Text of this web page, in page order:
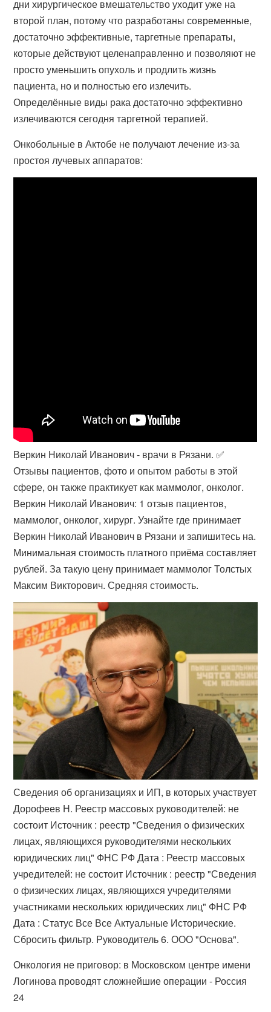
дни хирургическое вмешательство уходит уже на
второй план, потому что разработаны современные,
достаточно эффективные, таргетные препараты,
которые действуют целенаправленно и позволяют не
просто уменьшить опухоль и продлить жизнь
пациента, но и полностью его излечить.
Определённые виды рака достаточно эффективно
излечиваются сегодня таргетной терапией.
Онкобольные в Актобе не получают лечение из-за
простоя лучевых аппаратов:
Веркин Николай Иванович - врачи в Рязани. ✅
Отзывы пациентов, фото и опытом работы в этой
сфере, он также практикует как маммолог, онколог.
Веркин Николай Иванович: 1 отзыв пациентов,
маммолог, онколог, хирург. Узнайте где принимает
Веркин Николай Иванович в Рязани и запишитесь на​.
Минимальная стоимость платного приёма составляет
рублей. За такую цену принимает маммолог Толстых
Максим Викторович. Средняя стоимость​.
Сведения об организациях и ИП, в которых участвует
Дорофеев Н. Реестр массовых руководителей: не
состоит Источник : реестр "Сведения о физических
лицах, являющихся руководителями нескольких
юридических лиц" ФНС РФ Дата : Реестр массовых
учредителей: не состоит Источник : реестр "Сведения
о физических лицах, являющихся учредителями
участниками нескольких юридических лиц" ФНС РФ
Дата : Статус Все Все Актуальные Исторические.
Сбросить фильтр. Руководитель 6. ООО "Основа".
Онкология не приговор: в Московском центре имени
Логинова проводят сложнейшие операции - Россия
24